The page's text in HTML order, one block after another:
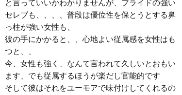
と言っていいかわかりませんが、プライドの強い
セレブも、、、、普段は優位性を保とうとする鼻
っ柱が強い女性も、
彼の手にかかると、、心地よい従属感を女性はも
つと、、
今、女性も強く、なんて言われて久しいとおもい
ます、でも従属するほうが楽だし官能的です
そして彼はそれをユーモアで味付けしてくれるの